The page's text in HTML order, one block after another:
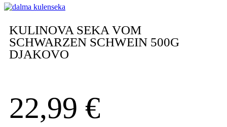
KULINOVA SEKA VOM
SCHWARZEN SCHWEIN 500G
DJAKOVO
22,99 €